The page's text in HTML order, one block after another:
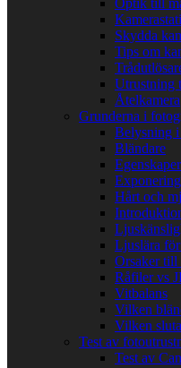
Optik till
Skydda
Tips om
Utrustning
Åtelkamera
Grunderna i
Belysning
Bländare
Hårt och
Ljuslära
Orsaker till
Råfiler vs
Vitbalans
Vilken
Vilken
Test av
Test av